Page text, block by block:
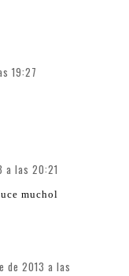
19:27
a las 20:21
muchol
de 2013 a las